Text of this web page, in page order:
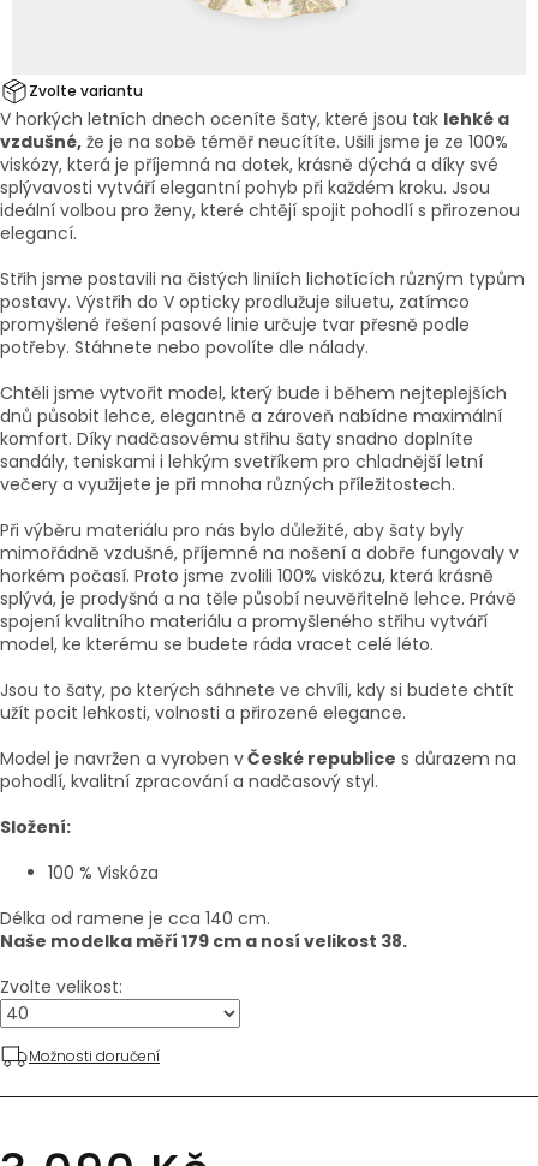
Zvolte variantu
Zvolte velikost:
Možnosti doručení
V horkých letních dnech oceníte šaty, které jsou tak lehké a
vzdušné, že je na sobě téměř neucítíte. Ušili jsme je ze 100%
viskózy, která je příjemná na dotek, krásně dýchá a díky své
splývavosti vytváří elegantní pohyb při každém kroku. Jsou
ideální volbou pro ženy, které chtějí spojit pohodlí s přirozenou
elegancí.
Střih jsme postavili na čistých liniích lichotících různým typům
postavy. Výstřih do V opticky prodlužuje siluetu, zatímco
promyšlené řešení pasové linie určuje tvar přesně podle
potřeby. Stáhnete nebo povolíte dle nálady.
Chtěli jsme vytvořit model, který bude i během nejteplejších
dnů působit lehce, elegantně a zároveň nabídne maximální
komfort. Díky nadčasovému střihu šaty snadno doplníte
sandály, teniskami i lehkým svetříkem pro chladnější letní
večery a využijete je při mnoha různých příležitostech.
Při výběru materiálu pro nás bylo důležité, aby šaty byly
mimořádně vzdušné, příjemné na nošení a dobře fungovaly v
horkém počasí. Proto jsme zvolili 100% viskózu, která krásně
splývá, je prodyšná a na těle působí neuvěřitelně lehce. Právě
spojení kvalitního materiálu a promyšleného střihu vytváří
model, ke kterému se budete ráda vracet celé léto.
Jsou to šaty, po kterých sáhnete ve chvíli, kdy si budete chtít
užít pocit lehkosti, volnosti a přirozené elegance.
Model je navržen a vyroben vČeské republice s důrazem na
pohodlí, kvalitní zpracování a nadčasový styl.
Složení:
100 % Viskóza
Délka od ramene je cca 140 cm.
Naše modelka měří 179 cm a nosí velikost 38.